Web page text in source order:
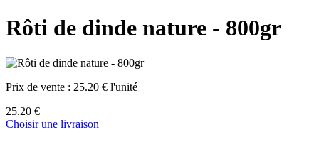
Rôti de dinde nature - 800gr
Prix de vente : 25.20 € l'unité
25.20 €
Choisir une livraison